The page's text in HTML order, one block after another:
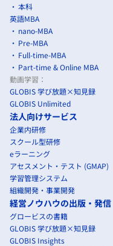
本科
英語MBA
nano-MBA
Pre-MBA
Full-time-MBA
Part-time & Online MBA
動画学習：
GLOBIS 学び放題×知見録
GLOBIS Unlimited
法人向けサービス
企業内研修
スクール型研修
eラーニング
アセスメント・テスト (GMAP)
学習管理システム
組織開発・事業開発
経営ノウハウの出版・発信
グロービスの書籍
GLOBIS 学び放題×知見録
GLOBIS Insights